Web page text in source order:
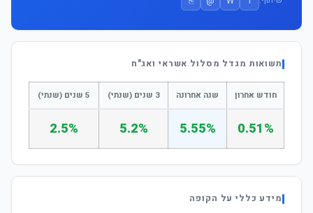
תשואות מגדל מסלול אשראי ואג"ח
חודש אחרון שנה אחרונה 3 שנים (שנתי) 5 שנים (שנתי)
0.51%
5.55%
5.2%
2.5%
מידע כללי על הקופה